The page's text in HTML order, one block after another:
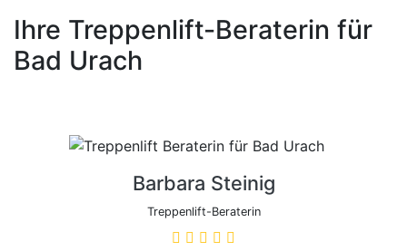
Ihre Treppenlift-Beraterin für
Bad Urach
Barbara Steinig
Treppenlift-Beraterin